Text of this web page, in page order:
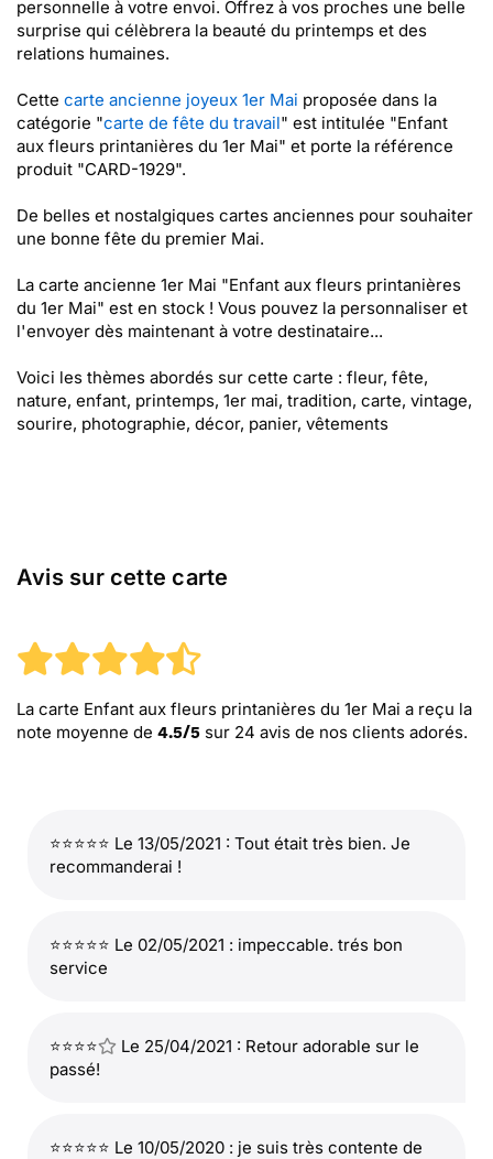
personnelle à votre envoi. Offrez à vos proches une belle
surprise qui célèbrera la beauté du printemps et des
relations humaines.
Cette carte ancienne joyeux 1er Mai proposée dans la
catégorie "carte de fête du travail" est intitulée "Enfant
aux fleurs printanières du 1er Mai" et porte la référence
produit "CARD-1929".
De belles et nostalgiques cartes anciennes pour souhaiter
une bonne fête du premier Mai.
La carte ancienne 1er Mai "Enfant aux fleurs printanières
du 1er Mai" est en stock ! Vous pouvez la personnaliser et
l'envoyer dès maintenant à votre destinataire...
Voici les thèmes abordés sur cette carte : fleur, fête,
nature, enfant, printemps, 1er mai, tradition, carte, vintage,
sourire, photographie, décor, panier, vêtements
Avis sur cette carte
La carte Enfant aux fleurs printanières du 1er Mai a reçu la
note moyenne de 4.5/5 sur 24 avis de nos clients adorés.
⭐⭐⭐⭐⭐ Le 13/05/2021 : Tout était très bien. Je
recommanderai !
⭐⭐⭐⭐⭐ Le 02/05/2021 : impeccable. trés bon
service
⭐⭐⭐⭐
Le 25/04/2021 : Retour adorable sur le
passé!
⭐⭐⭐⭐⭐ Le 10/05/2020 : je suis très contente de